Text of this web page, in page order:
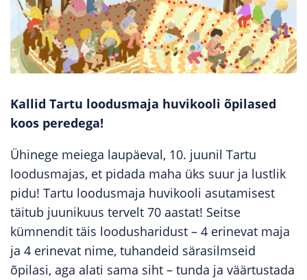
Kallid Tartu loodusmaja huvikooli õpilased
koos peredega!
Ühinege meiega laupäeval, 10. juunil Tartu
loodusmajas, et pidada maha üks suur ja lustlik
pidu! Tartu loodusmaja huvikooli asutamisest
täitub juunikuus tervelt 70 aastat! Seitse
kümnendit täis loodusharidust – 4 erinevat maja
ja 4 erinevat nime, tuhandeid särasilmseid
õpilasi, aga alati sama siht – tunda ja väärtustada